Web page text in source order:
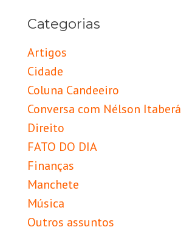
Categorias
Artigos
Cidade
Coluna Candeeiro
Conversa com Nélson Itaberá
Direito
FATO DO DIA
Finanças
Manchete
Música
Outros assuntos